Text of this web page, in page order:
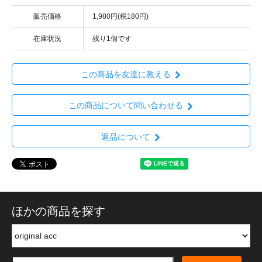
販売価格 1,980円(税180円)
在庫状況 残り1個です
この商品を友達に教える
この商品について問い合わせる
返品について
ほかの商品を探す